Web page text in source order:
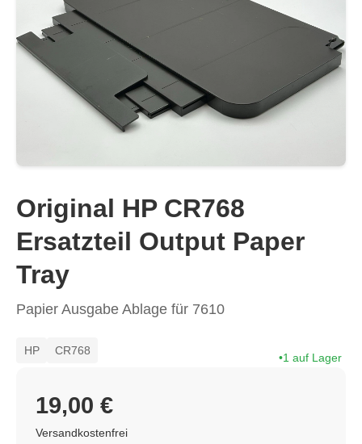
eBay-Shop
Original HP CR768
Ersatzteil Output Paper
Tray
Papier Ausgabe Ablage für 7610
HP CR768
1 auf Lager
Versandkostenfrei
19,00 €